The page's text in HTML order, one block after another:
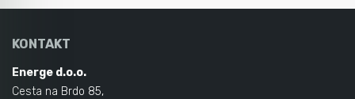
KONTAKT
Energe d.o.o.
Cesta na Brdo 85,